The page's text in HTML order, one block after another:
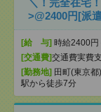
＼！完全在宅
>@2400円[派
[給 与] 時給2400円
[交通費]交通費実費
[勤務地] 田町(東京
駅から徒歩7分